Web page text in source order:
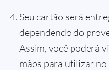
Seu cartão será
dependendo do
Assim, você poderá
mãos para utilizar